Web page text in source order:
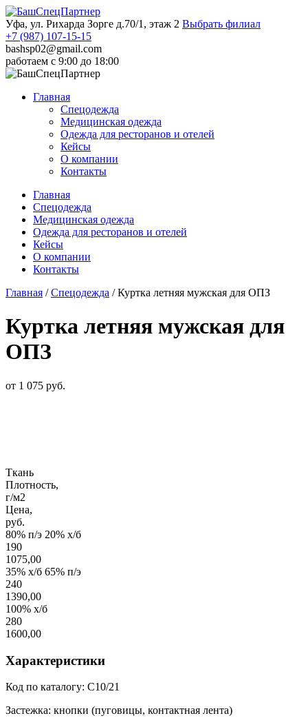
Уфа, ул. Рихарда Зорге д.70/1, этаж 2 Выбрать филиал
+7 (987) 107-15-15
bashsp02@gmail.com
работаем с 9:00 до 18:00
Главная
Спецодежда
Медицинская одежда
Одежда для ресторанов и отелей
Кейсы
О компании
Контакты
Главная
Спецодежда
Медицинская одежда
Одежда для ресторанов и отелей
Кейсы
О компании
Контакты
Главная /Спецодежда /Куртка летняя мужская для ОПЗ
Куртка летняя мужская для
ОПЗ
от 1 075 руб.
Ткань
Плотность,
г/м2
Цена,
руб.
80% п/э 20% х/б
190
1075,00
35% х/б 65% п/э
240
1390,00
100% х/б
280
1600,00
Характеристики
Код по каталогу: С10/21
Застежка: кнопки (пуговицы, контактная лента)